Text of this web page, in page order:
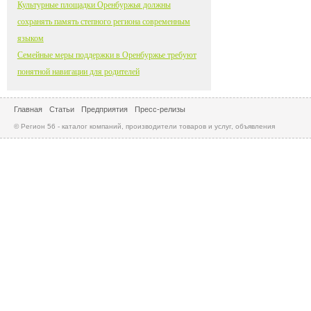
Культурные площадки Оренбуржья должны
сохранять память степного региона современным
языком
Семейные меры поддержки в Оренбуржье требуют
понятной навигации для родителей
Главная Статьи Предприятия Пресс-релизы
© Регион 56 - каталог компаний, производители товаров и услуг, объявления